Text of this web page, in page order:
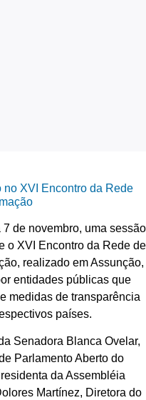
XVI Encontro da Rede
de novembro, uma sessão
o XVI Encontro da Rede de
realizado em Assunção,
entidades públicas que
medidas de transparência
países.
Senadora Blanca Ovelar,
Parlamento Aberto do
da Assembléia
Martínez, Diretora do